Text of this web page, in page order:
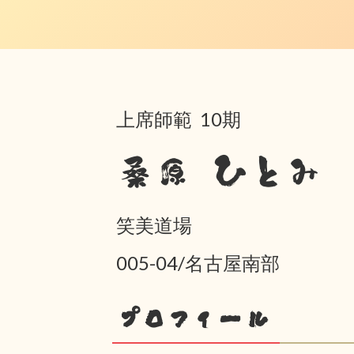
上席師範 10期
桑原 ひとみ
笑美道場
005-04/名古屋南部
プロフィール